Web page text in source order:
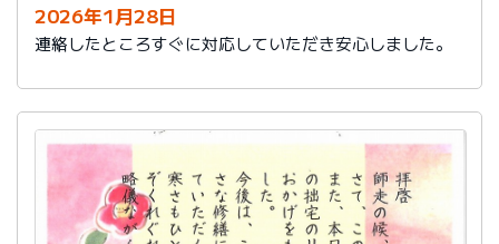
2026年1月28日
連絡したところすぐに対応していただき安心しました。